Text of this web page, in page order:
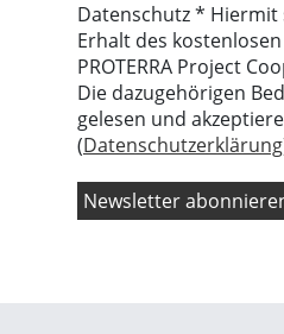
Datenschutz *
Erhalt des
PROTERRA Project
Die dazugehörigen
gelesen und
(